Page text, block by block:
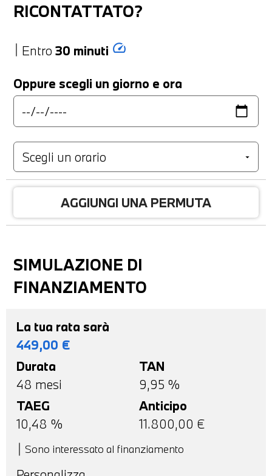
RICONTATTATO?
Entro 30 minuti speed
Oppure scegli un giorno e ora
AGGIUNGI UNA PERMUTA
SIMULAZIONE DI
FINANZIAMENTO
La tua rata sarà
449,00 €
Durata
48 mesi
TAN
9,95 %
TAEG
10,48 %
Anticipo
11.800,00 €
Sono interessato al finanziamento